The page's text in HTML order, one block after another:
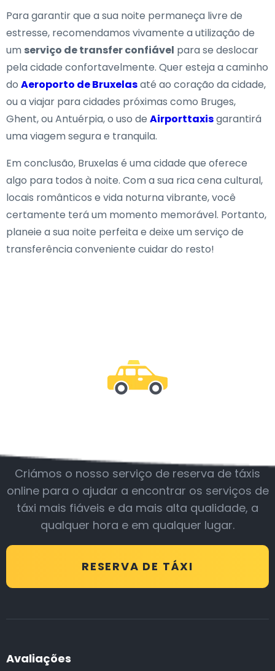
Para garantir que a sua noite permaneça livre de
estresse, recomendamos vivamente a utilização de
um serviço de transfer confiável para se deslocar
pela cidade confortavelmente. Quer esteja a caminho
do Aeroporto de Bruxelasaté ao coração da cidade,
ou a viajar para cidades próximas como Bruges,
Ghent, ou Antuérpia, o uso de Airporttaxisgarantirá
uma viagem segura e tranquila.
Em conclusão, Bruxelas é uma cidade que oferece
algo para todos à noite. Com a sua rica cena cultural,
locais românticos e vida noturna vibrante, você
certamente terá um momento memorável. Portanto,
planeie a sua noite perfeita e deixe um serviço de
transferência conveniente cuidar do resto!
Criámos o nosso serviço de reserva de táxis
online para o ajudar a encontrar os serviços de
táxi mais fiáveis e da mais alta qualidade, a
qualquer hora e em qualquer lugar.
RESERVA DE TÁXI
Avaliações